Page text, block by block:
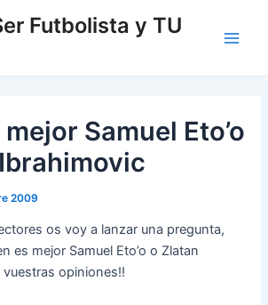
Futbolista y TU
Samuel Eto’o
2009
os voy a lanzar una pregunta,
es mejor Samuel Eto’o o Zlatan
opiniones!!